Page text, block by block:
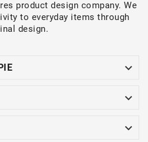
product design company. We
to everyday items through
design.


